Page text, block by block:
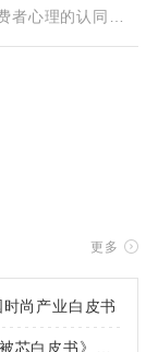
者心理的认同感
成交机会，增加
凭借符合Z世代
更多
尚产业白皮书
芯白皮书》出